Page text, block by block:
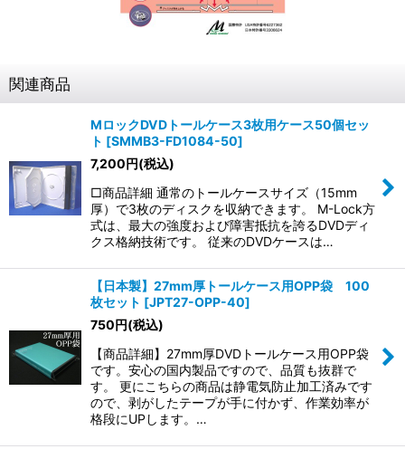
関連商品
MロックDVDトールケース3枚用ケース50個セッ
ト [SMMB3-FD1084-50]
7,200円(税込)
□商品詳細 通常のトールケースサイズ（15mm
厚）で3枚のディスクを収納できます。 M-Lock方
式は、最大の強度および障害抵抗を誇るDVDディ
クス格納技術です。 従来のDVDケースは…
【日本製】27mm厚トールケース用OPP袋 100
枚セット [JPT27-OPP-40]
750円(税込)
【商品詳細】27mm厚DVDトールケース用OPP袋
です。安心の国内製品ですので、品質も抜群で
す。 更にこちらの商品は静電気防止加工済みです
ので、剥がしたテープが手に付かず、作業効率が
格段にUPします。…